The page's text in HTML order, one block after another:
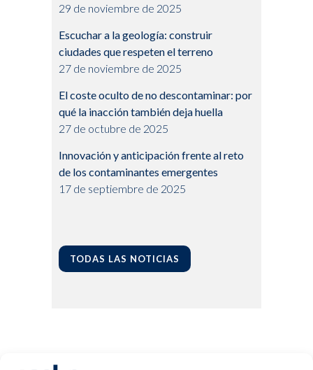
29 de noviembre de 2025
Escuchar a la geología: construir
ciudades que respeten el terreno
27 de noviembre de 2025
El coste oculto de no descontaminar: por
qué la inacción también deja huella
27 de octubre de 2025
Innovación y anticipación frente al reto
de los contaminantes emergentes
17 de septiembre de 2025
TODAS LAS NOTICIAS